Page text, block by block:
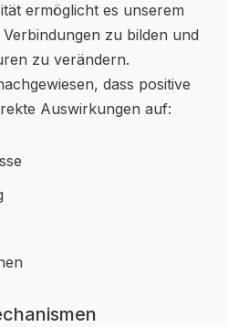
ermöglicht es unserem
zu bilden und
zu verändern.
dass positive
Auswirkungen auf: